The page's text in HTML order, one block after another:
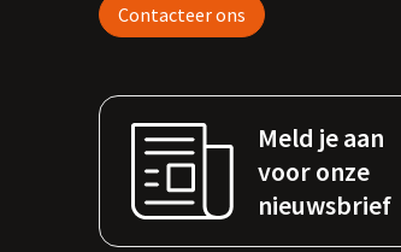
Contacteer ons
Meld je aan
voor onze
nieuwsbrief